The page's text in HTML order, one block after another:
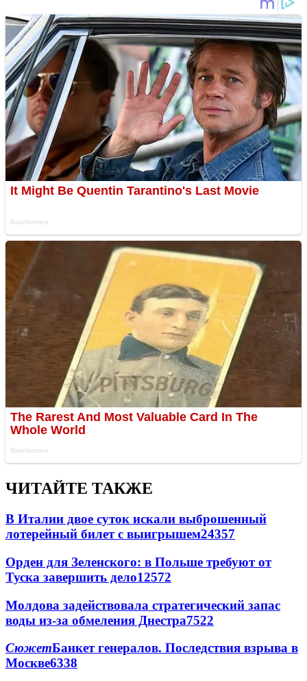
ЧИТАЙТЕ ТАКЖЕ
В Италии двое суток искали выброшенный
лотерейный билет с выигрышем24357
Орден для Зеленского: в Польше требуют от
Туска завершить дело12572
Молдова задействовала стратегический запас
воды из-за обмеления Днестра7522
СюжетБанкет генералов. Последствия взрыва в
Москве6338